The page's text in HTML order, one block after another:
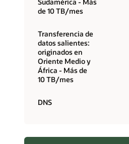
de 10 TB/mes
Transferencia de
datos salientes:
originados en
Oriente Medio y
África - Más de
10 TB/mes
DNS